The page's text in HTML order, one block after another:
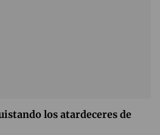
los atardeceres de